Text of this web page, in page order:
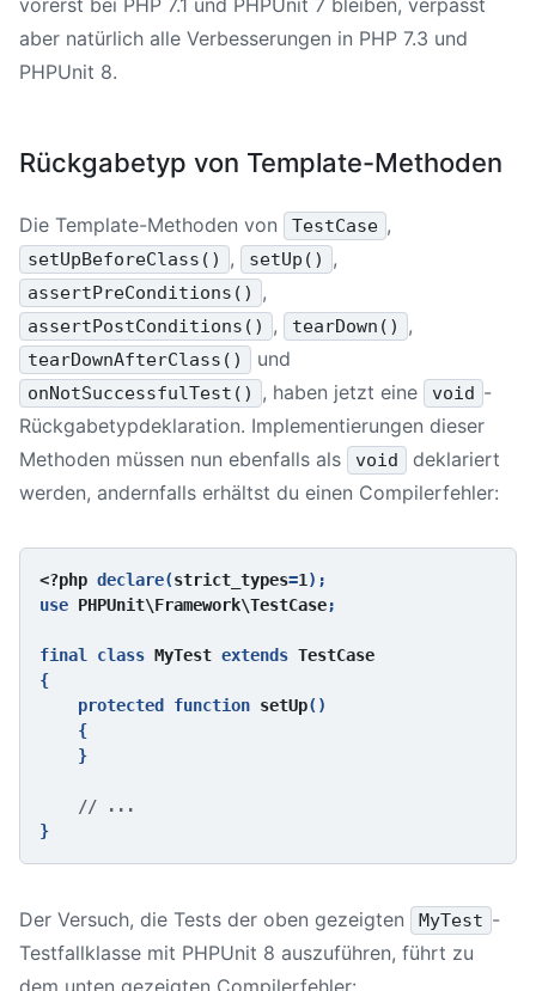
aber natürlich alle Verbesserungen in PHP 7.3 und
PHPUnit 8.
Rückgabetyp von Template-Methoden
Die Template-Methoden von TestCase ,
setUpBeforeClass() , setUp() ,
assertPreConditions() ,
assertPostConditions() , tearDown() ,
tearDownAfterClass() und
onNotSuccessfulTest() , haben jetzt eine void -
Rückgabetypdeklaration. Implementierungen dieser
Methoden müssen nun ebenfalls als
void
deklariert
werden, andernfalls erhältst du einen Compilerfehler:
<?php declare(strict_types=1 );
use PHPUnit\Framework\TestCase;
final class MyTest extends
{
    protected function
setUp()
    {
    }
Der Versuch, die Tests der oben gezeigten MyTest -
Testfallklasse mit PHPUnit 8 auszuführen, führt zu
dem unten gezeigten Compilerfehler: